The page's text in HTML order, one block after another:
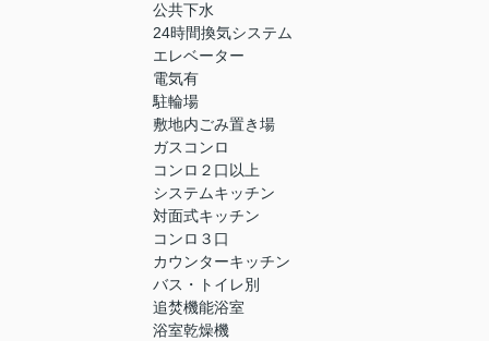
公共下水
24時間換気システム
エレベーター
電気有
駐輪場
敷地内ごみ置き場
ガスコンロ
コンロ２口以上
システムキッチン
対面式キッチン
コンロ３口
カウンターキッチン
バス・トイレ別
追焚機能浴室
浴室乾燥機